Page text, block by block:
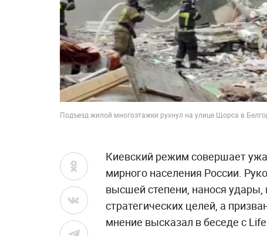
Подъезд жилой многоэтажки рухнул на улице Щорса в
Киевский режим совершает
мирного населения России.
высшей степени, нанося
стратегических целей, а
мнение высказал в беседе с